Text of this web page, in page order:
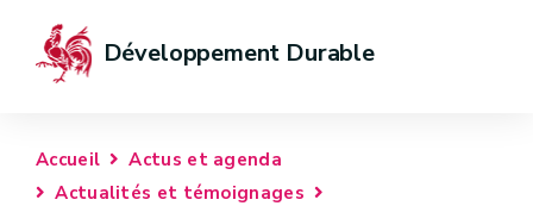
Développement Durable
Accueil
Actus et agenda
Actualités et témoignages